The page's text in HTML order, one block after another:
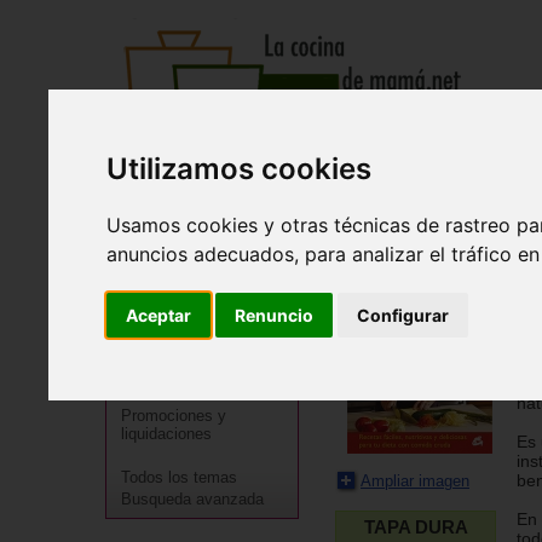
Utilizamos cookies
Usamos cookies y otras técnicas de rastreo
anuncios adecuados, para analizar el tráfico
Aceptar Renuncio Configurar
Recetas Tienda Actualidad
Tienda > > Especialidades > Vegetarianismo
Cocineros destacados
Especialidades
Promociones y
liquidaciones
Todos los temas
Busqueda avanzada
Ampliar imagen
TAPA DURA
Es